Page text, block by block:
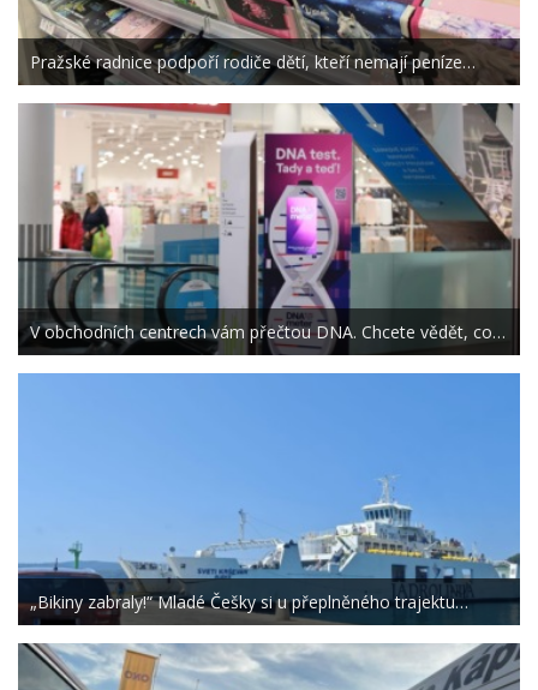
Pražské radnice podpoří rodiče dětí, kteří nemají peníze…
V obchodních centrech vám přečtou DNA. Chcete vědět, co…
„Bikiny zabraly!“ Mladé Češky si u přeplněného trajektu…